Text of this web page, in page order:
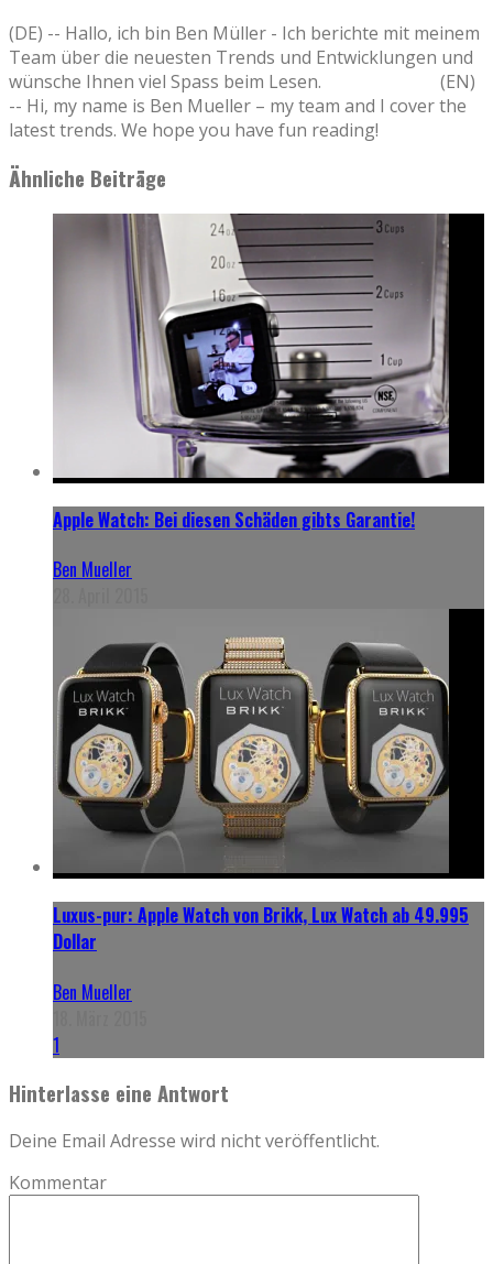
(DE) -- Hallo, ich bin Ben Müller - Ich berichte mit meinem
Team über die neuesten Trends und Entwicklungen und
wünsche Ihnen viel Spass beim Lesen. (EN)
-- Hi, my name is Ben Mueller – my team and I cover the
latest trends. We hope you have fun reading!
Ähnliche Beiträge
Apple Watch: Bei diesen Schäden gibts Garantie!
Ben Mueller
Luxus-pur: Apple Watch von Brikk, Lux Watch ab 49.995
Dollar
Ben Mueller
1
Hinterlasse eine Antwort
Deine Email Adresse wird nicht veröffentlicht.
Kommentar